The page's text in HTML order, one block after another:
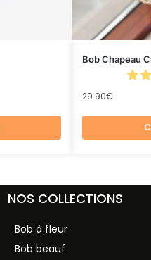
Bob Chapeau
29.90€
NOS COLLECTIONS
Bob à fleur
Bob beauf